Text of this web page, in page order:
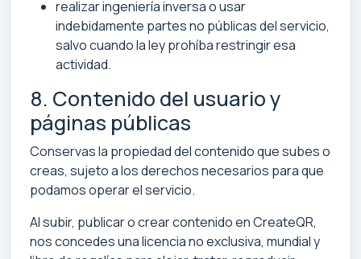
realizar ingeniería inversa o usar
indebidamente partes no públicas del servicio,
salvo cuando la ley prohíba restringir esa
actividad.
8. Contenido del usuario y
páginas públicas
Conservas la propiedad del contenido que subes o
creas, sujeto a los derechos necesarios para que
podamos operar el servicio.
Al subir, publicar o crear contenido en CreateQR,
nos concedes una licencia no exclusiva, mundial y